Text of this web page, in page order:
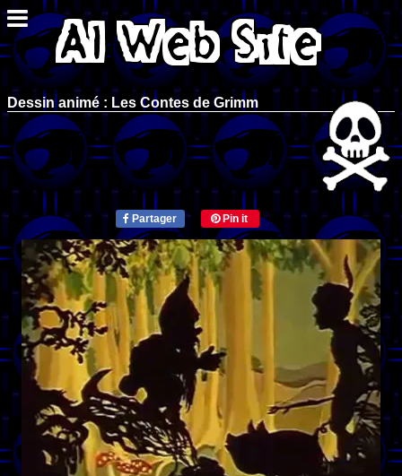
Dessin animé : Les Contes de Grimm
Partager Pin it